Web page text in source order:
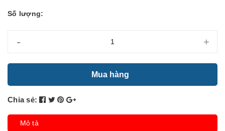
Số lượng:
- +
Mua hàng
Chia sẻ:
Mô tả